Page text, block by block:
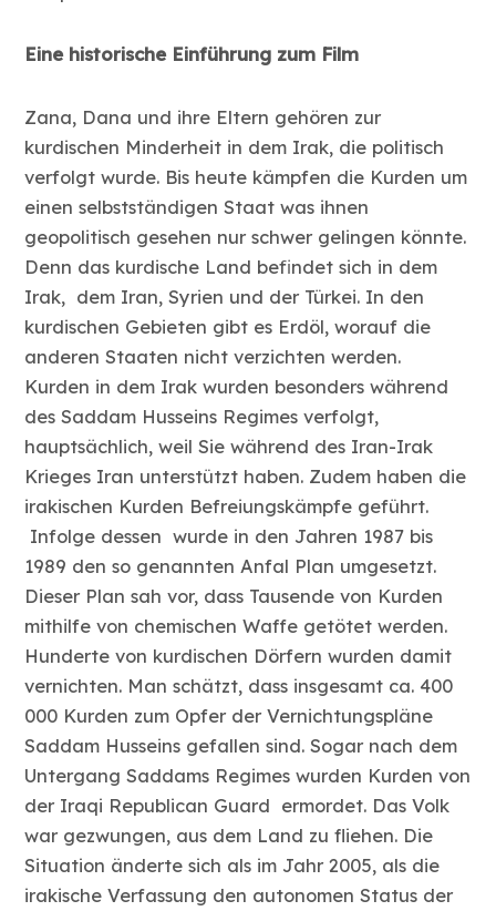
Eine historische Einführung zum Film
Zana, Dana und ihre Eltern gehören zur
kurdischen Minderheit in dem Irak, die politisch
verfolgt wurde. Bis heute kämpfen die Kurden um
einen selbstständigen Staat was ihnen
geopolitisch gesehen nur schwer gelingen könnte.
Denn das kurdische Land befindet sich in dem
Irak, dem Iran, Syrien und der Türkei. In den
kurdischen Gebieten gibt es Erdöl, worauf die
anderen Staaten nicht verzichten werden.
Kurden in dem Irak wurden besonders während
des Saddam Husseins Regimes verfolgt,
hauptsächlich, weil Sie während des Iran-Irak
Krieges Iran unterstützt haben. Zudem haben die
irakischen Kurden Befreiungskämpfe geführt.
Infolge dessen wurde in den Jahren 1987 bis
1989 den so genannten Anfal Plan umgesetzt.
Dieser Plan sah vor, dass Tausende von Kurden
mithilfe von chemischen Waffe getötet werden.
Hunderte von kurdischen Dörfern wurden damit
vernichten. Man schätzt, dass insgesamt ca. 400
000 Kurden zum Opfer der Vernichtungspläne
Saddam Husseins gefallen sind. Sogar nach dem
Untergang Saddams Regimes wurden Kurden von
der Iraqi Republican Guard ermordet. Das Volk
war gezwungen, aus dem Land zu fliehen. Die
Situation änderte sich als im Jahr 2005, als die
irakische Verfassung den autonomen Status der